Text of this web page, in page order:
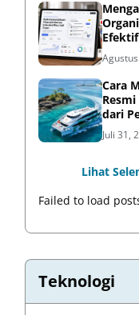
Cara
dari
Juli 31,
Lihat
Failed to load
Teknologi